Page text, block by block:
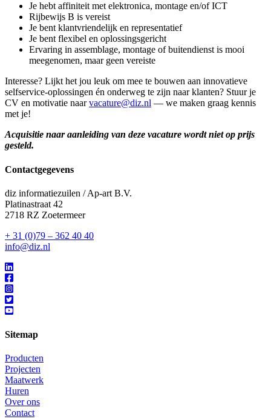
Je hebt affiniteit met elektronica, montage en/of ICT
Rijbewijs B is vereist
Je bent klantvriendelijk en representatief
Je bent flexibel en oplossingsgericht
Ervaring in assemblage, montage of buitendienst is mooi
meegenomen, maar geen vereiste
Interesse? Lijkt het jou leuk om mee te bouwen aan innovatieve
selfservice-oplossingen én onderweg te zijn naar klanten? Stuur je
CV en motivatie naarvacature@diz.nl — we maken graag kennis
met je!
Acquisitie naar aanleiding van deze vacature wordt niet op prijs
gesteld.
Contactgegevens
diz informatiezuilen / Ap-art B.V.
Platinastraat 42
2718 RZ Zoetermeer
+ 31 (0)79 – 362 40 40
info@diz.nl
Sitemap
Producten
Projecten
Maatwerk
Huren
Over ons
Contact